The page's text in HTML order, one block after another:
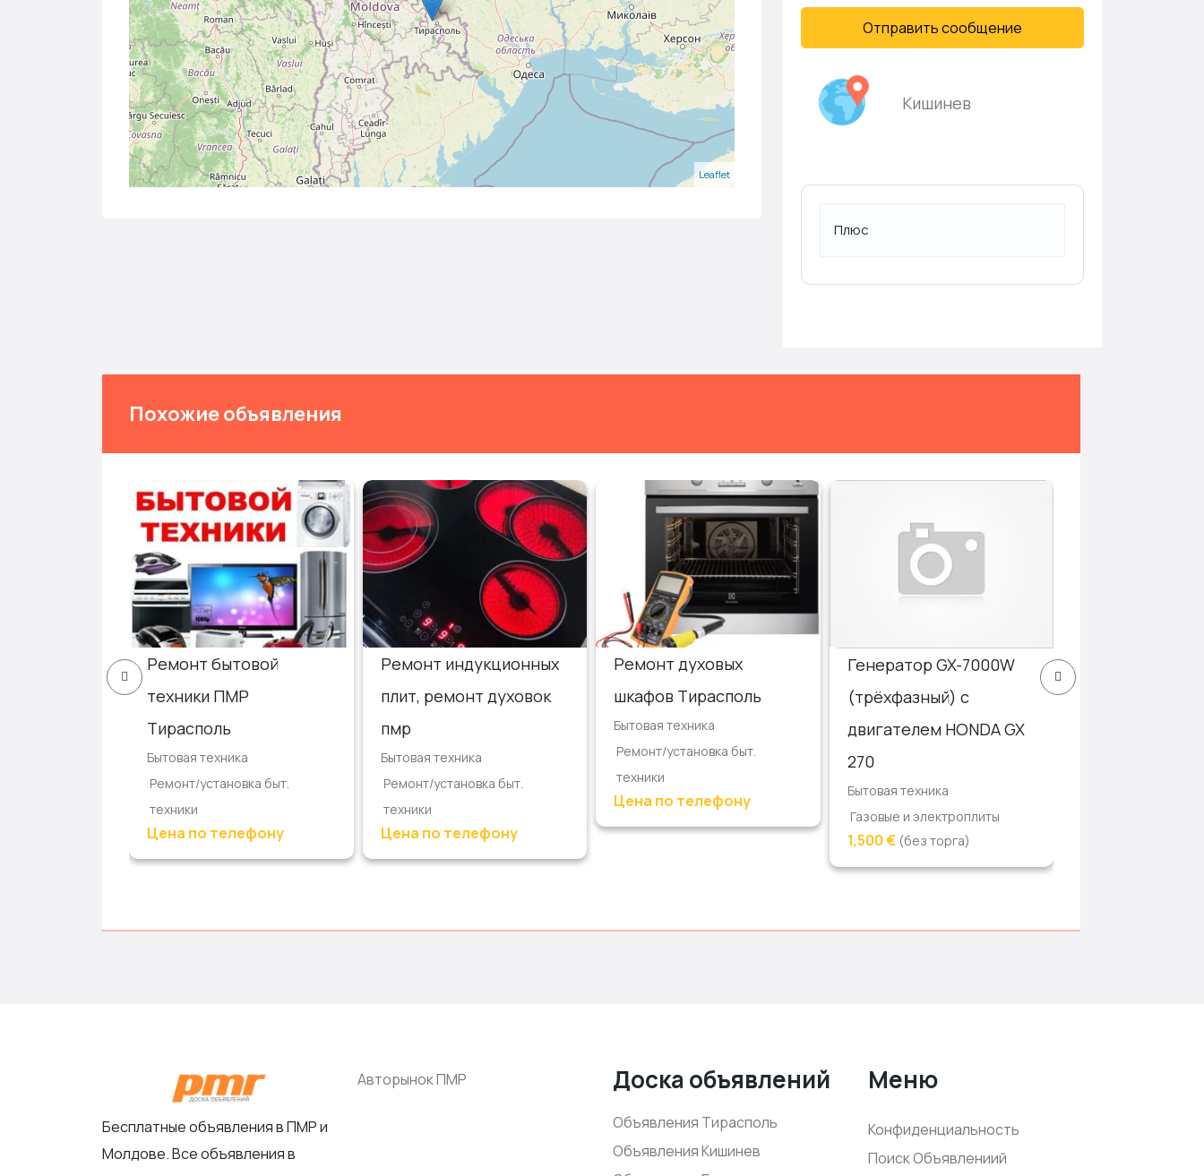
Leaflet
Отправить сообщение
Кишинев
Плюс
Похожие объявления
Ремонт бытовой
техники ПМР
Тирасполь
Бытовая техника
Ремонт/установка быт.
техники
Цена по телефону
Ремонт индукционных
плит, ремонт духовок
пмр
Бытовая техника
Ремонт/установка быт.
техники
Цена по телефону
Ремонт духовых
шкафов Тирасполь
Бытовая техника
Ремонт/установка быт.
техники
Цена по телефону
Генератор GX-7000W
(трёхфазный) с
двигателем HONDA GX
270
Бытовая техника
Газовые и электроплиты
1,500 €(без торга)
Бесплатные объявления в ПМР и
Молдове. Все объявления в
Авторынок ПМР Доска объявлений
Объявления Тирасполь
Объявления Кишинев
Меню
Конфиденциальность
Поиск Объявлениий